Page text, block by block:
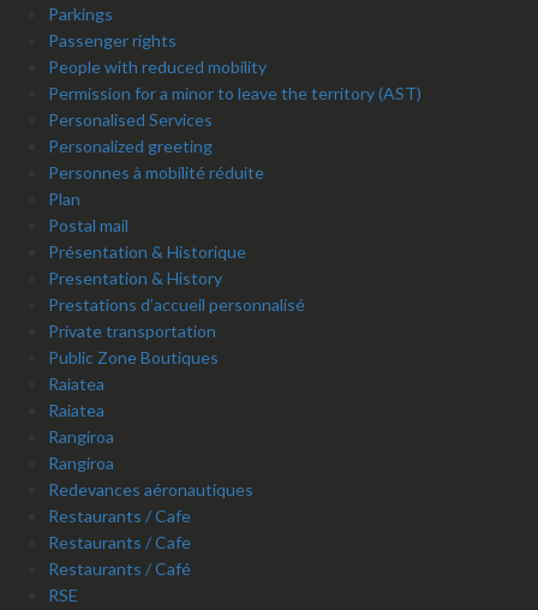
Parkings
Passenger rights
People with reduced mobility
Permission for a minor to leave the territory (AST)
Personalised Services
Personalized greeting
Personnes à mobilité réduite
Plan
Postal mail
Présentation & Historique
Presentation & History
Prestations d’accueil personnalisé
Private transportation
Public Zone Boutiques
Raiatea
Raiatea
Rangiroa
Rangiroa
Redevances aéronautiques
Restaurants / Cafe
Restaurants / Cafe
Restaurants / Café
RSE